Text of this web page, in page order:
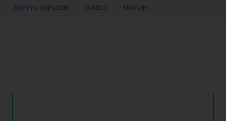
Gamme complète Outdoor Skinners